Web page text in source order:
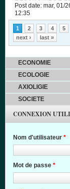
Post date: mar, 01/
12:35
Pages
1 2 3 4 5
next ›
last »
ECONOMIE
ECOLOGIE
AXIOLIGIE
SOCIETE
CONNEXION
Nom d'utilisateur *
Mot de passe *